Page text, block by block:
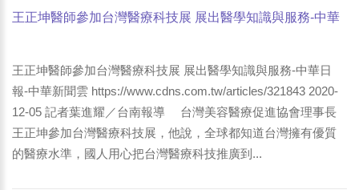
王正坤醫師參加台灣醫療科技展 展出醫學知識與服務-中華
王正坤醫師參加台灣醫療科技展 展出醫學知識與服務-中華日
報-中華新聞雲 https://www.cdns.com.tw/articles/321843 2020-
12-05 記者葉進耀／台南報導 台灣美容醫療促進協會理事長
王正坤參加台灣醫療科技展，他說，全球都知道台灣擁有優質
的醫療水準，國人用心把台灣醫療科技推廣到...